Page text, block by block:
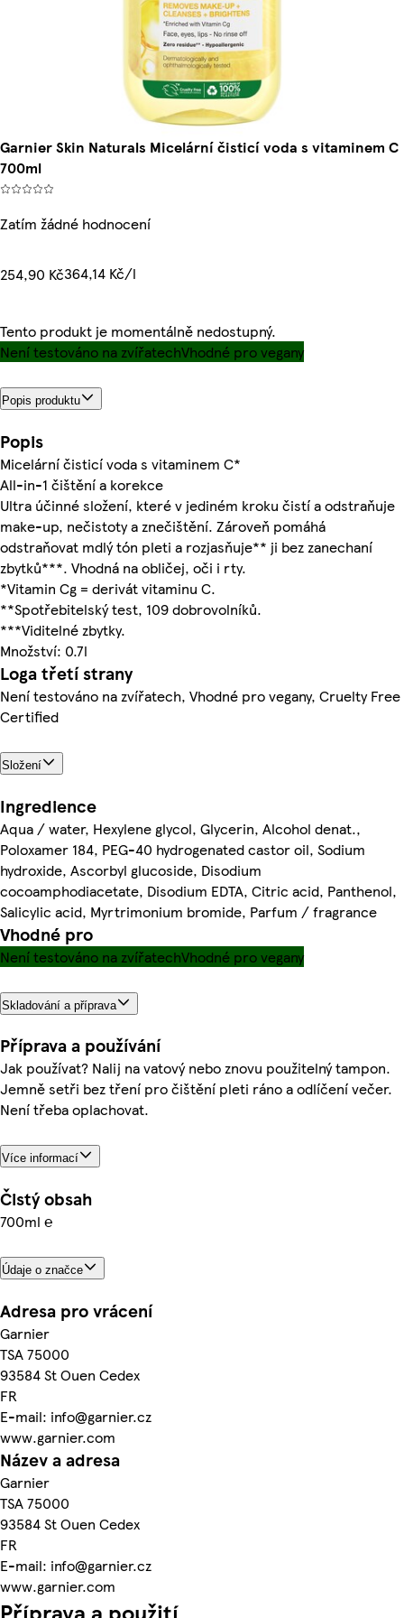
Garnier Skin Naturals Micelární čisticí voda s vitaminem C
700ml
Zatím žádné hodnocení
254,90 Kč364,14 Kč/l
Tento produkt je momentálně nedostupný.
Není testováno na zvířatechVhodné pro vegany
Popis produktu
Popis
Micelární čisticí voda s vitaminem C*
All-in-1 čištění a korekce
Ultra účinné složení, které v jediném kroku čistí a odstraňuje
make-up, nečistoty a znečištění. Zároveň pomáhá
odstraňovat mdlý tón pleti a rozjasňuje** ji bez zanechaní
zbytků***. Vhodná na obličej, oči i rty.
*Vitamin Cg = derivát vitaminu C.
**Spotřebitelský test, 109 dobrovolníků.
***Viditelné zbytky.
Množství: 0.7l
Loga třetí strany
Není testováno na zvířatech, Vhodné pro vegany, Cruelty Free
Certified
Složení
Ingredience
Aqua / water, Hexylene glycol, Glycerin, Alcohol denat.,
Poloxamer 184, PEG-40 hydrogenated castor oil, Sodium
hydroxide, Ascorbyl glucoside, Disodium
cocoamphodiacetate, Disodium EDTA, Citric acid, Panthenol,
Salicylic acid, Myrtrimonium bromide, Parfum / fragrance
Vhodné pro
Není testováno na zvířatechVhodné pro vegany
Skladování a příprava
Příprava a používání
Jak používat? Nalij na vatový nebo znovu použitelný tampon.
Jemně setři bez tření pro čištění pleti ráno a odlíčení večer.
Není třeba oplachovat.
Více informací
Čistý obsah
700ml ℮
Údaje o značce
Adresa pro vrácení
Garnier
TSA 75000
93584 St Ouen Cedex
FR
E-mail: info@garnier.cz
www.garnier.com
Název a adresa
Garnier
TSA 75000
93584 St Ouen Cedex
FR
E-mail: info@garnier.cz
www.garnier.com
Příprava a použití